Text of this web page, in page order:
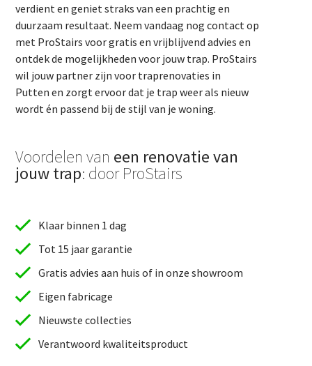
verdient en geniet straks van een prachtig en
duurzaam resultaat. Neem vandaag nog contact op
met ProStairs voor gratis en vrijblijvend advies en
ontdek de mogelijkheden voor jouw trap. ProStairs
wil jouw partner zijn voor traprenovaties in
Putten en zorgt ervoor dat je trap weer als nieuw
wordt én passend bij de stijl van je woning.
Voordelen van een renovatie van
jouw trap: door ProStairs
Klaar binnen 1 dag
Tot 15 jaar garantie
Gratis advies aan huis of in onze showroom
Eigen fabricage
Nieuwste collecties
Verantwoord kwaliteitsproduct